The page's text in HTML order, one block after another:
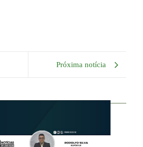
Próxima notícia